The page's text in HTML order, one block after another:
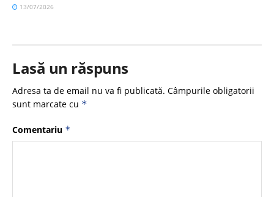
13/07/2026
Lasă un răspuns
Adresa ta de email nu va fi publicată. Câmpurile obligatorii
sunt marcate cu *
Comentariu *